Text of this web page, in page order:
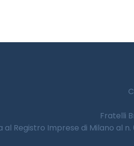
Fratelli
al Registro Imprese di Milano al n.